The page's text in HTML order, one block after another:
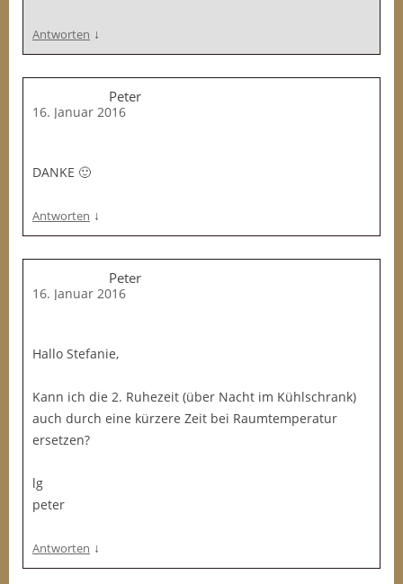
Antworten ↓
Peter
16. Januar 2016
DANKE 🙂
Antworten ↓
Peter
16. Januar 2016
Hallo Stefanie,
Kann ich die 2. Ruhezeit (über Nacht im Kühlschrank)
auch durch eine kürzere Zeit bei Raumtemperatur
ersetzen?
lg
peter
Antworten ↓